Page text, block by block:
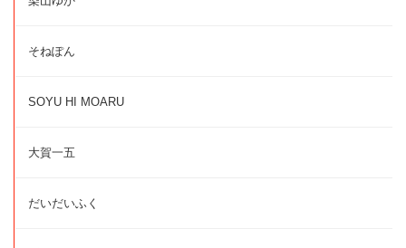
そねぽん
SOYU HI MOARU
大賀一五
だいだいふく